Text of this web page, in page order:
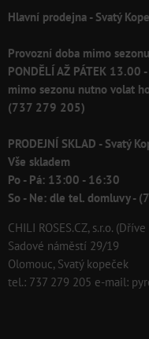
Hlavní prodejna - Svatý
Provozní doba mimo
PONDĚLÍ AŽ PÁTEK 13.00
mimo sezonu nutno volat
(737 279 205)
PRODEJNÍ SKLAD - Svatý
Vše skladem
Po - Pá: 13:00 - 16:30
So - Ne: dle tel. domluvy -
CHILI ROSES.CZ, s.r.o.
Sadové náměstí 29/19
Olomouc, Svatý kopeček
tel.: 737 279 205 e-mail: